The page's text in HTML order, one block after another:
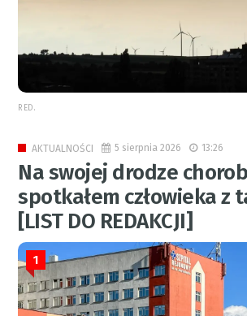
RED.
AKTUALNOŚCI 5 sierpnia 2026 13:26
Na swojej drodze
spotkałem człowieka z
[LIST DO REDAKCJI]
1